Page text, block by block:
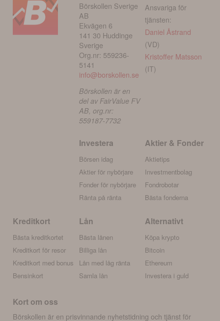
Börskollen Sverige
AB
Ekvägen 6
141 30 Huddinge
Sverige
Org.nr: 559236-
5141
info@borskollen.se
Börskollen är en
del av FairValue FV
AB, org.nr:
559187-7732
Ansvariga för
tjänsten:
Daniel Åstrand
(VD)
Kristoffer Matsson
(IT)
Investera
Börsen idag
Aktier för nybörjare
Fonder för nybörjare
Ränta på ränta
Aktier & Fonder
Aktietips
Investmentbolag
Fondrobotar
Bästa fonderna
Kreditkort
Bästa kreditkortet
Kreditkort för resor
Kreditkort med bonus
Bensinkort
Lån
Bästa lånen
Billiga lån
Lån med låg ränta
Samla lån
Alternativt
Köpa krypto
Bitcoin
Ethereum
Investera i guld
Kort om oss
Börskollen är en prisvinnande nyhetstidning och tjänst för